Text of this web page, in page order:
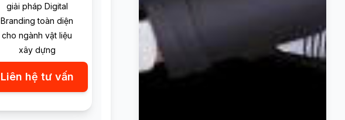
giải pháp Digital
Branding toàn diện
cho ngành vật liệu
xây dựng
Liên hệ tư vấn